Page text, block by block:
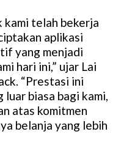
kami telah bekerja
aplikasi
yang menjadi
hari ini,” ujar Lai
“Prestasi ini
luar biasa bagi kami,
atas komitmen
belanja yang lebih